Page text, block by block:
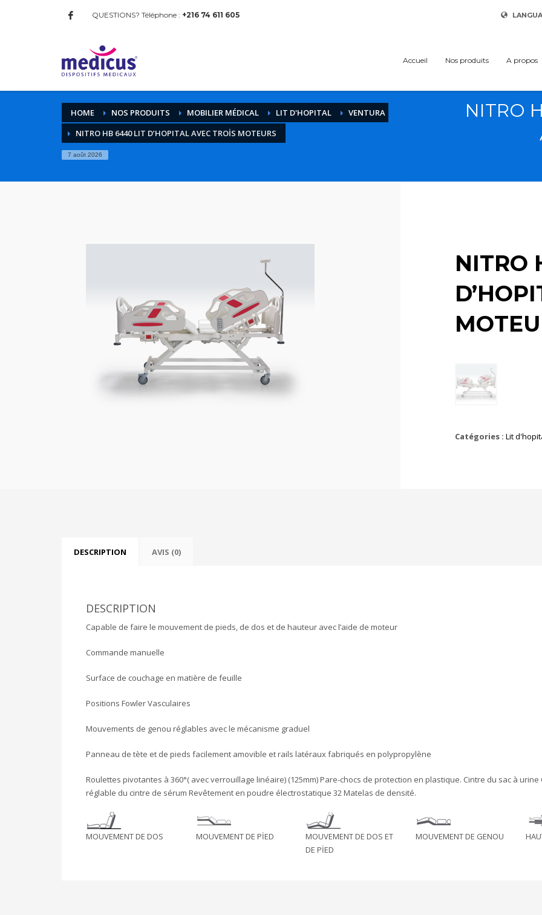
QUESTIONS? Téléphone : +216 74 611 605
Accueil Nos produits A propos
HOME NOS PRODUITS MOBILIER MÉDICAL LIT D'HOPITAL
VENTURA
NITRO HB 6440 LIT D’HOPITAL AVEC TROİS MOTEURS
7 août 2026
NITRO
NITRO
Catégories : Lit
DESCRIPTION AVIS (0)
DESCRIPTION
Capable de faire le mouvement de pieds, de dos et de hauteur avec l’aide de moteur
Commande manuelle
Surface de couchage en matière de feuille
Positions Fowler Vasculaires
Mouvements de genou réglables avec le mécanisme graduel
Panneau de tète et de pieds facilement amovible et rails latéraux fabriqués en polypropylène
Roulettes pivotantes à 360°( avec verrouillage linéaire) (125mm) Pare-chocs de protection en plastique. Cintre du sac à
réglable du cintre de sérum Revêtement en poudre électrostatique 32 Matelas de densité.
MOUVEMENT DE DOS MOUVEMENT DE PİED
MOUVEMENT DE DOS ET
DE PİED
MOUVEMENT DE GENOU